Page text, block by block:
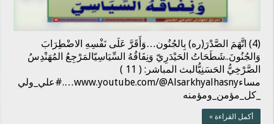
(4) اتَّهَمَ الصَّدْرَ(ره) بِالجُنُون…وَأَقَرَّ عَلَى نَفْسِهِ الاضْطِرَابَ
وَالجُنُونَ..شَطَحَاتُ الحَيْدَرِيّ وَنِفَاقُهُ السِّيَاسِيّالمَرْجِعُ المُهَنْدِسُ
الصَّرْخِيُّ الحَسَنِيُّالبث المباشر: ( 11 )
مساءwww.youtube.com/@Alsarkhyalhasny….#علي_ولي
_كل_مؤمن_ومؤمنه
أكمل القراءة »